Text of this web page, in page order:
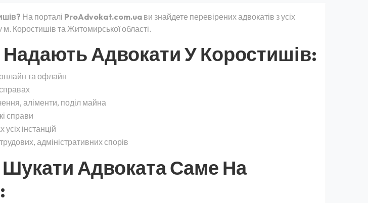
На порталі ProAdvokat.com.ua ви знайдете перевірених адвокатів з усіх
Коростишів та Житомирської області.
Надають Адвокати У Коростишів:
та офлайн
аліменти, поділ майна
справи
інстанцій
адміністративних спорів
Адвоката Саме На